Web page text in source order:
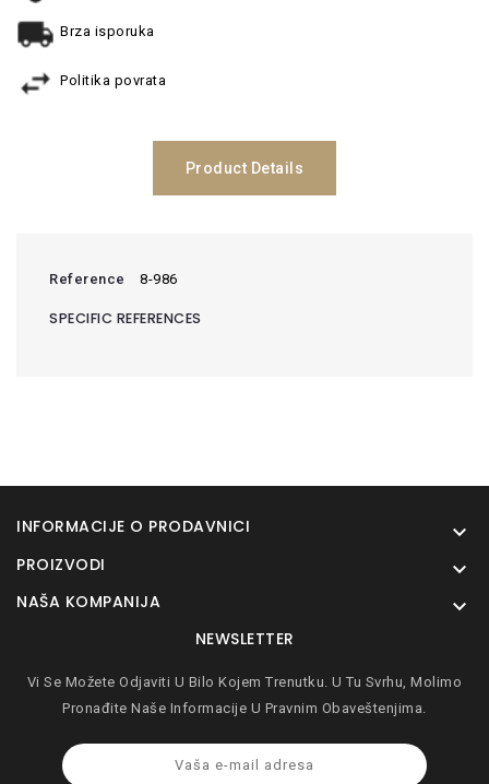
Brza isporuka
Politika povrata
Product Details
Reference 8-986
SPECIFIC REFERENCES
INFORMACIJE O PRODAVNICI 
PROIZVODI 
NAŠA KOMPANIJA 
NEWSLETTER
Vi Se Možete Odjaviti U Bilo Kojem Trenutku. U Tu Svrhu, Molimo
Pronađite Naše Informacije U Pravnim Obaveštenjima.